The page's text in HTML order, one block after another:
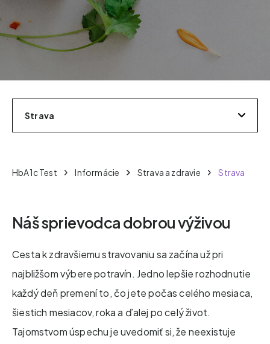
Strava
HbA1c Test Informácie Strava a zdravie Strava
Náš sprievodca dobrou výživou
Cesta k zdravšiemu stravovaniu sa začína už pri
najbližšom výbere potravín. Jedno lepšie rozhodnutie
každý deň premení to, čo jete počas celého mesiaca,
šiestich mesiacov, roka a ďalej po celý život.
Tajomstvom úspechu je uvedomiť si, že neexistuje